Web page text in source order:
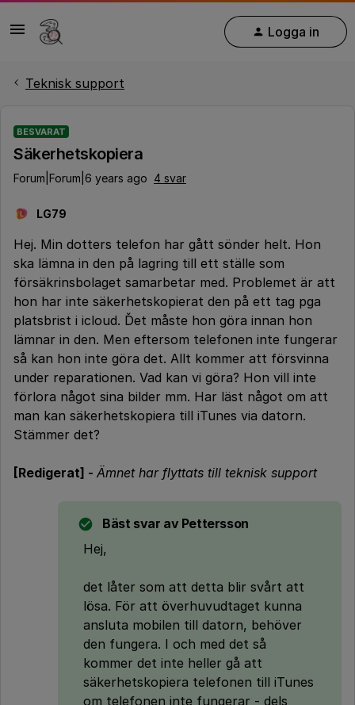
Logga in
Teknisk support
BESVARAT
Säkerhetskopiera
Forum|Forum|6 years ago 4 svar
LG79
Hej. Min dotters telefon har gått sönder helt. Hon
ska lämna in den på lagring till ett ställe som
försäkrinsbolaget samarbetar med. Problemet är att
hon har inte säkerhetskopierat den på ett tag pga
platsbrist i icloud. Ďet måste hon göra innan hon
lämnar in den. Men eftersom telefonen inte fungerar
så kan hon inte göra det. Allt kommer att försvinna
under reparationen. Vad kan vi göra? Hon vill inte
förlora något sina bilder mm. Har läst något om att
man kan säkerhetskopiera till iTunes via datorn.
Stämmer det?
[Redigerat] - Ämnet har flyttats till teknisk support
Bäst svar av Pettersson
Hej,
det låter som att detta blir svårt att
lösa. För att överhuvudtaget kunna
ansluta mobilen till datorn, behöver
den fungera. I och med det så
kommer det inte heller gå att
säkerhetskopiera telefonen till iTunes
om telefonen inte fungerar - dels